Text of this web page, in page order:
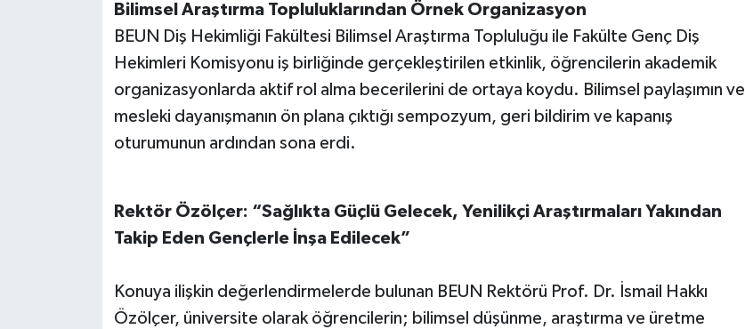
Bilimsel Araştırma Topluluklarından Örnek Organizasyon
BEUN Diş Hekimliği Fakültesi Bilimsel Araştırma Topluluğu ile Fakülte Genç Diş
Hekimleri Komisyonu iş birliğinde gerçekleştirilen etkinlik, öğrencilerin akademik
organizasyonlarda aktif rol alma becerilerini de ortaya koydu. Bilimsel paylaşımın ve
mesleki dayanışmanın ön plana çıktığı sempozyum, geri bildirim ve kapanış
oturumunun ardından sona erdi.
Rektör Özölçer: “Sağlıkta Güçlü Gelecek, Yenilikçi Araştırmaları Yakından
Takip Eden Gençlerle İnşa Edilecek”
Konuya ilişkin değerlendirmelerde bulunan BEUN Rektörü Prof. Dr. İsmail Hakkı
Özölçer, üniversite olarak öğrencilerin; bilimsel düşünme, araştırma ve üretme